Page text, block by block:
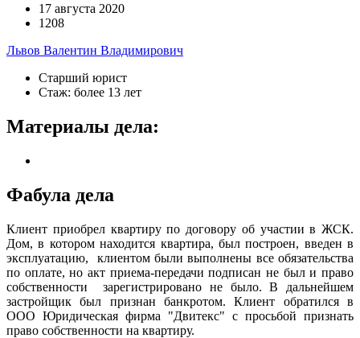
17 августа 2020
1208
Львов Валентин Владимирович
Старший юрист
Стаж: более 13 лет
Материалы дела:
Фабула дела
Клиент приобрел квартиру по договору об участии в ЖСК.
Дом, в котором находится квартира, был построен, введен в
эксплуатацию, клиентом были выполнены все обязательства
по оплате, но акт приема-передачи подписан не был и право
собственности зарегистрировано не было. В дальнейшем
застройщик был признан банкротом. Клиент обратился в
ООО Юридическая фирма "Двитекс" с просьбой признать
право собственности на квартиру.